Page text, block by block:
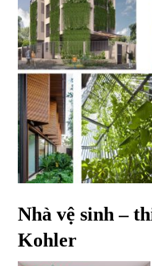
Nhà vệ sinh –
Kohler